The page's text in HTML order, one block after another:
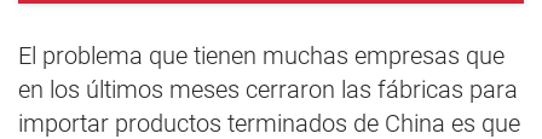
El problema que tienen muchas empresas que
en los últimos meses cerraron las fábricas para
importar productos terminados de China es que